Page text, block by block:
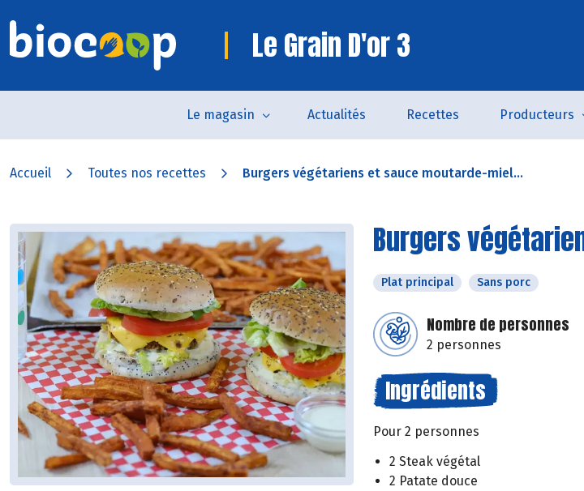
Le Grain D'or 3
Le magasin Actualités Recettes Producteurs
Accueil Toutes nos recettes Burgers végétariens et sauce moutarde-miel...
Burgers
Plat principal Sans porc
Nombre de personnes
2 personnes
Ingrédients
Pour 2 personnes
2 Steak végétal
2 Patate douce